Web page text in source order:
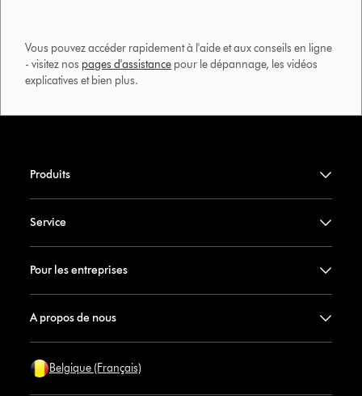
Vous pouvez accéder rapidement à l'aide et aux conseils en ligne
- visitez nos pages d'assistance pour le dépannage, les vidéos
explicatives et bien plus.​
Produits
Service
Pour les entreprises
A propos de nous
Belgique (Français)